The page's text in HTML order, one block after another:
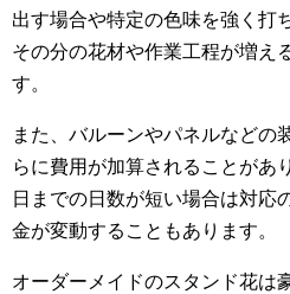
出す場合や特定の色味を強く打
その分の花材や作業工程が増え
す。
また、バルーンやパネルなどの
らに費用が加算されることがあ
日までの日数が短い場合は対応
金が変動することもあります。
オーダーメイドのスタンド花は